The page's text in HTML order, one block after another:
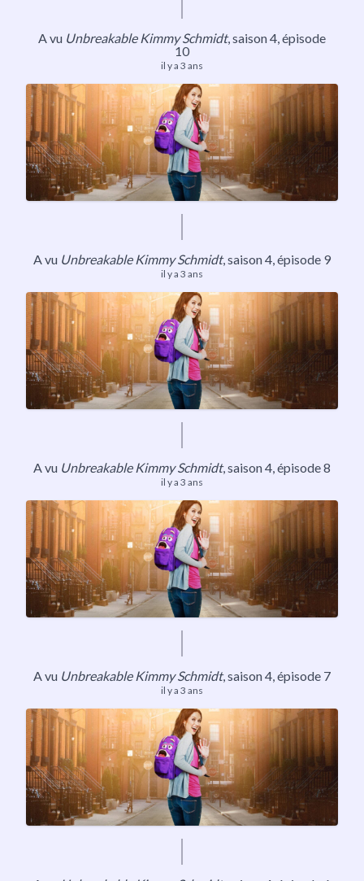
A vu Unbreakable Kimmy Schmidt,saison 4, épisode
10
il y a 3 ans
A vu Unbreakable Kimmy Schmidt,saison 4, épisode 9
il y a 3 ans
A vu Unbreakable Kimmy Schmidt,saison 4, épisode 8
il y a 3 ans
A vu Unbreakable Kimmy Schmidt,saison 4, épisode 7
il y a 3 ans